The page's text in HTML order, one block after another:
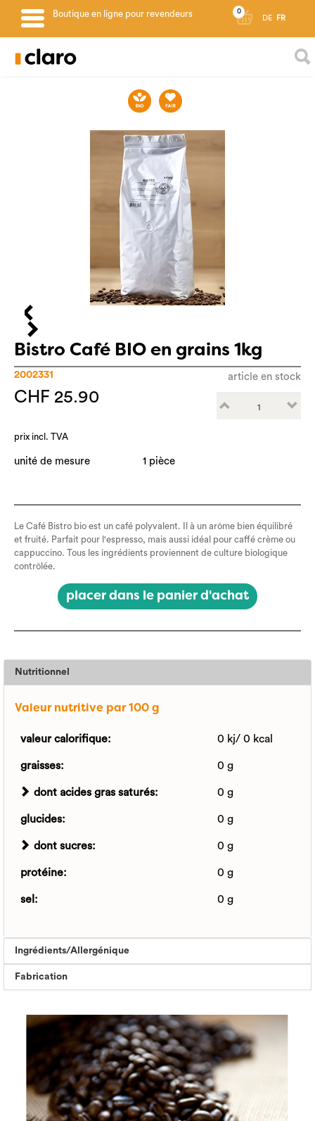
DE FR
0
Boutique en ligne pour revendeurs
Bistro Café BIO en grains 1kg
2002331 article en stock
CHF 25.90
prix incl. TVA
unité de mesure 1 pièce
Le Café Bistro bio est un café polyvalent. Il à un arôme bien équilibré
et fruité. Parfait pour l'espresso, mais aussi idéal pour caffé crème ou
cappuccino. Tous les ingrédients proviennent de culture biologique
contrôlée.
placer dans le panier d'achat
Nutritionnel
Valeur nutritive par 100 g
valeur calorifique: 0 kj/ 0 kcal
graisses: 0 g
dont acides gras saturés: 0 g
glucides: 0 g
dont sucres: 0 g
protéine: 0 g
sel: 0 g
Ingrédients/Allergénique
Fabrication